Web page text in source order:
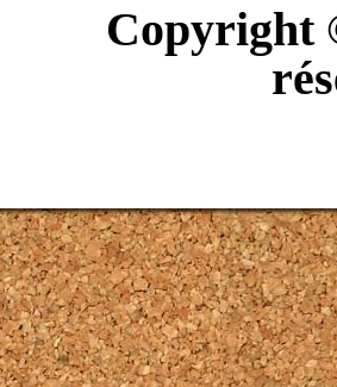
Copyright ©